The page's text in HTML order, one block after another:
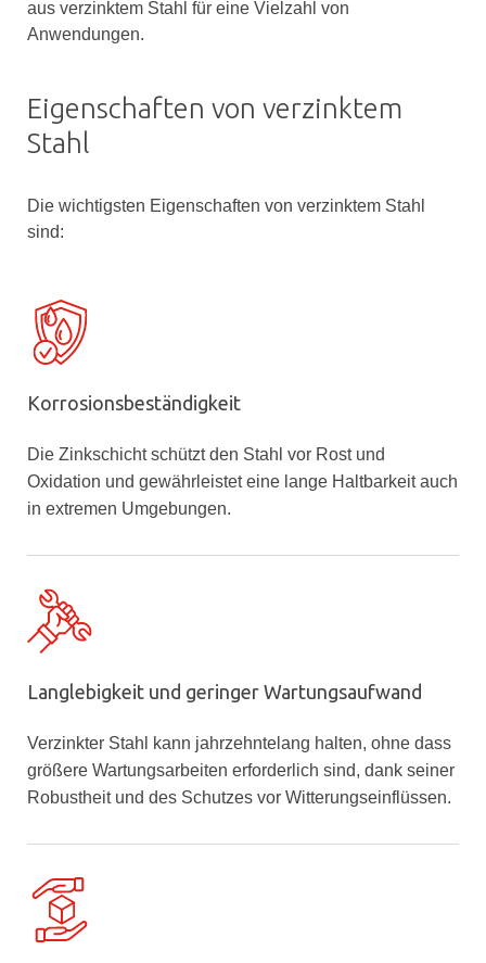
aus verzinktem Stahl für eine Vielzahl von
Anwendungen.
Eigenschaften von verzinktem
Stahl
Die wichtigsten Eigenschaften von verzinktem Stahl
sind:
Korrosionsbeständigkeit
Die Zinkschicht schützt den Stahl vor Rost und
Oxidation und gewährleistet eine lange Haltbarkeit auch
in extremen Umgebungen.
Langlebigkeit und geringer Wartungsaufwand
Verzinkter Stahl kann jahrzehntelang halten, ohne dass
größere Wartungsarbeiten erforderlich sind, dank seiner
Robustheit und des Schutzes vor Witterungseinflüssen.